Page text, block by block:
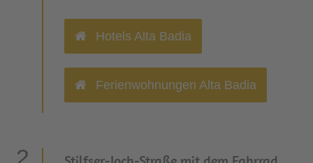
Hotels Alta Badia
Ferienwohnungen Alta Badia